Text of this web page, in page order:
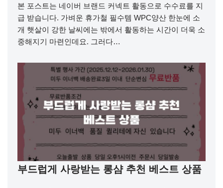
본 포스트는 네이버 브랜드 커넥트 활동으로 수수료를 지
급 받습니다. 가벼운 휴가철 필수템 WPC양산 한눈에 소
개 햇살이 강한 날씨에는 밖에서 활동하는 시간이 더욱 소
중해지기 마련인데요. 그러다…
부드럽게 사랑받는 롱샴 추천 베스트 상품